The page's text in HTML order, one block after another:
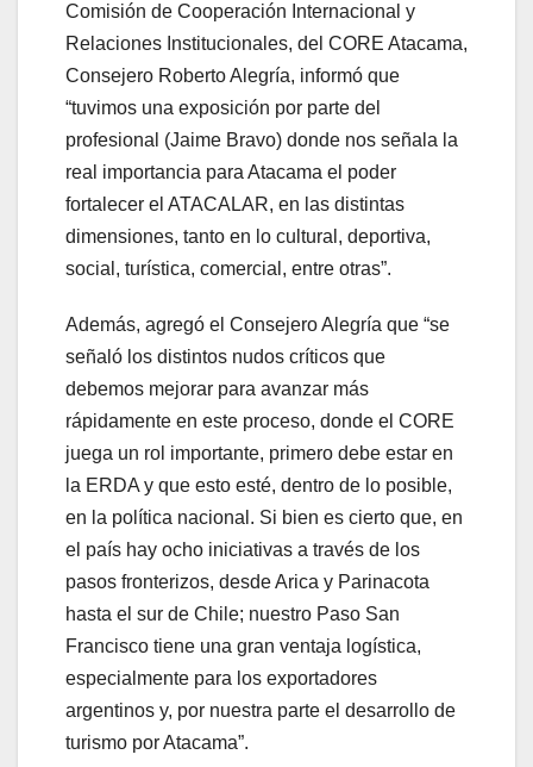
Comisión de Cooperación Internacional y
Relaciones Institucionales, del CORE Atacama,
Consejero Roberto Alegría, informó que
“tuvimos una exposición por parte del
profesional (Jaime Bravo) donde nos señala la
real importancia para Atacama el poder
fortalecer el ATACALAR, en las distintas
dimensiones, tanto en lo cultural, deportiva,
social, turística, comercial, entre otras”.
Además, agregó el Consejero Alegría que “se
señaló los distintos nudos críticos que
debemos mejorar para avanzar más
rápidamente en este proceso, donde el CORE
juega un rol importante, primero debe estar en
la ERDA y que esto esté, dentro de lo posible,
en la política nacional. Si bien es cierto que, en
el país hay ocho iniciativas a través de los
pasos fronterizos, desde Arica y Parinacota
hasta el sur de Chile; nuestro Paso San
Francisco tiene una gran ventaja logística,
especialmente para los exportadores
argentinos y, por nuestra parte el desarrollo de
turismo por Atacama”.